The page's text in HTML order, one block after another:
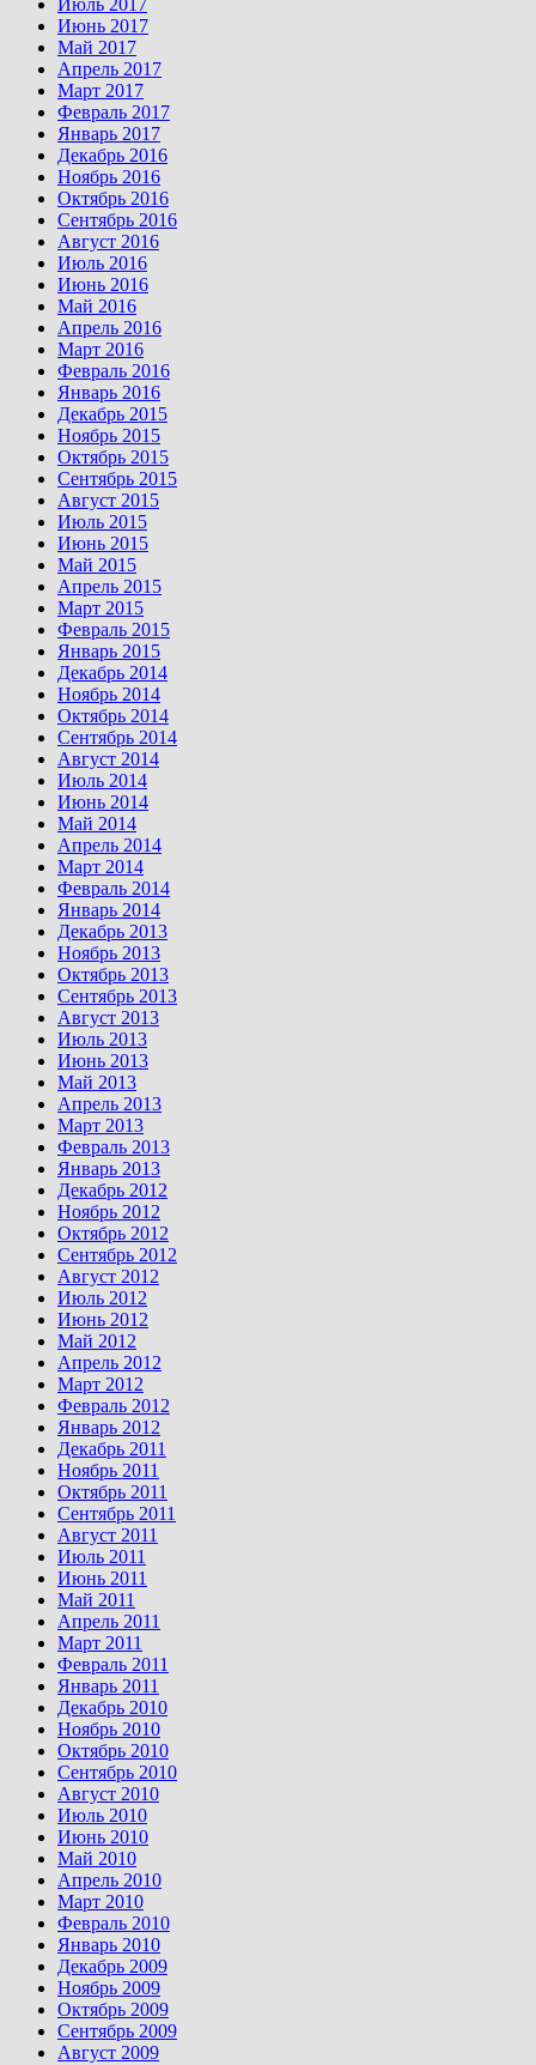
Июль 2017
Июнь 2017
Май 2017
Апрель 2017
Март 2017
Февраль 2017
Январь 2017
Декабрь 2016
Ноябрь 2016
Октябрь 2016
Сентябрь 2016
Август 2016
Июль 2016
Июнь 2016
Май 2016
Апрель 2016
Март 2016
Февраль 2016
Январь 2016
Декабрь 2015
Ноябрь 2015
Октябрь 2015
Сентябрь 2015
Август 2015
Июль 2015
Июнь 2015
Май 2015
Апрель 2015
Март 2015
Февраль 2015
Январь 2015
Декабрь 2014
Ноябрь 2014
Октябрь 2014
Сентябрь 2014
Август 2014
Июль 2014
Июнь 2014
Май 2014
Апрель 2014
Март 2014
Февраль 2014
Январь 2014
Декабрь 2013
Ноябрь 2013
Октябрь 2013
Сентябрь 2013
Август 2013
Июль 2013
Июнь 2013
Май 2013
Апрель 2013
Март 2013
Февраль 2013
Январь 2013
Декабрь 2012
Ноябрь 2012
Октябрь 2012
Сентябрь 2012
Август 2012
Июль 2012
Июнь 2012
Май 2012
Апрель 2012
Март 2012
Февраль 2012
Январь 2012
Декабрь 2011
Ноябрь 2011
Октябрь 2011
Сентябрь 2011
Август 2011
Июль 2011
Июнь 2011
Май 2011
Апрель 2011
Март 2011
Февраль 2011
Январь 2011
Декабрь 2010
Ноябрь 2010
Октябрь 2010
Сентябрь 2010
Август 2010
Июль 2010
Июнь 2010
Май 2010
Апрель 2010
Март 2010
Февраль 2010
Январь 2010
Декабрь 2009
Ноябрь 2009
Октябрь 2009
Сентябрь 2009
Август 2009